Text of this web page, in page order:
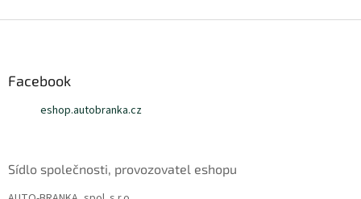
Facebook
eshop.autobranka.cz
Sídlo společnosti, provozovatel eshopu